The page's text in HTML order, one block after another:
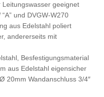
geeignet
und DVGW-W270
aus Edelstahl poliert
andererseits mit
Besfestigungsmaterial
aus Edelstahl eigensicher
20mm Wandanschluss 3/4″